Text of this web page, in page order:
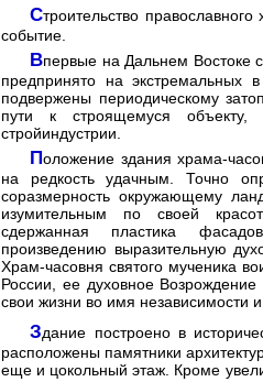
Строительство православного храма на самой границе - это беспрецедентное
событие.
Впервые на Дальнем Востоке строительство пограничного храма-часовни было
предпринято на экстремальных
подвержены периодическому
пути к строящемуся
стройиндустрии.
Положение здания храма-часовни на возвышенном участке острова оказалось
на редкость удачным. Точно
соразмерность окружающему
изумительным по своей
сдержанная пластика
произведению выразительную
Храм-часовня святого мученика
России, ее духовное
свои жизни во имя независимости
Здание построено в историческом квартале центра, справа и слева от него
расположены памятники
еще и цокольный этаж. Кроме